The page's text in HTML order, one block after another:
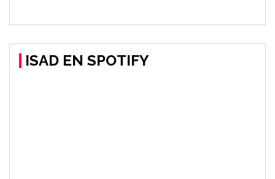
ISAD EN SPOTIFY